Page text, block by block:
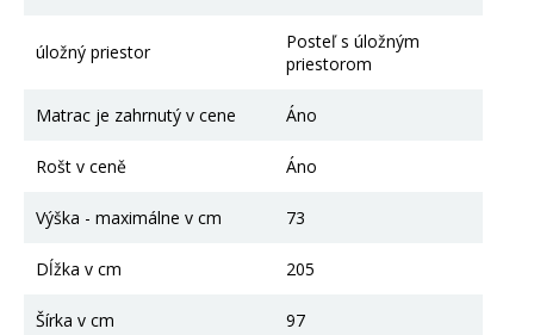
úložný priestor
Posteľ s úložným
priestorom
Matrac je zahrnutý v cene Áno
Rošt v ceně Áno
Výška - maximálne v cm 73
Dĺžka v cm 205
Šírka v cm 97